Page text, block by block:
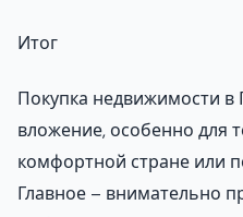
Итог
Покупка недвижимости в
вложение, особенно для
комфортной стране или
Главное – внимательно